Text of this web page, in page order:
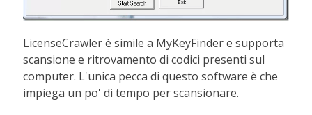
LicenseCrawler è simile a MyKeyFinder e supporta
scansione e ritrovamento di codici presenti sul
computer. L'unica pecca di questo software è che
impiega un po' di tempo per scansionare.